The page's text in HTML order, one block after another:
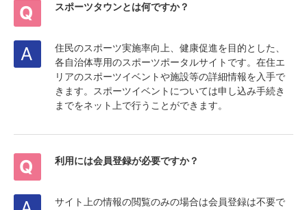
スポーツタウンとは何ですか？
住民のスポーツ実施率向上、健康促進を目的とした、
各自治体専用のスポーツポータルサイトです。在住エ
リアのスポーツイベントや施設等の詳細情報を入手で
きます。スポーツイベントについては申し込み手続き
までをネット上で行うことができます。
利用には会員登録が必要ですか？
サイト上の情報の閲覧のみの場合は会員登録は不要で